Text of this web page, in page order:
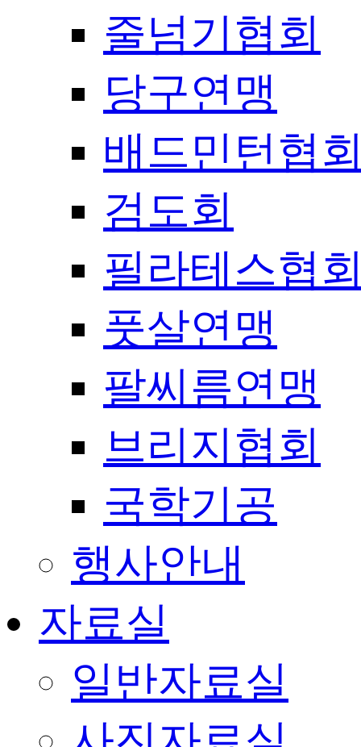
줄넘기협회
당구연맹
배드민턴협
검도회
필라테스협
풋살연맹
팔씨름연맹
브리지협회
국학기공
행사안내
자료실
일반자료실